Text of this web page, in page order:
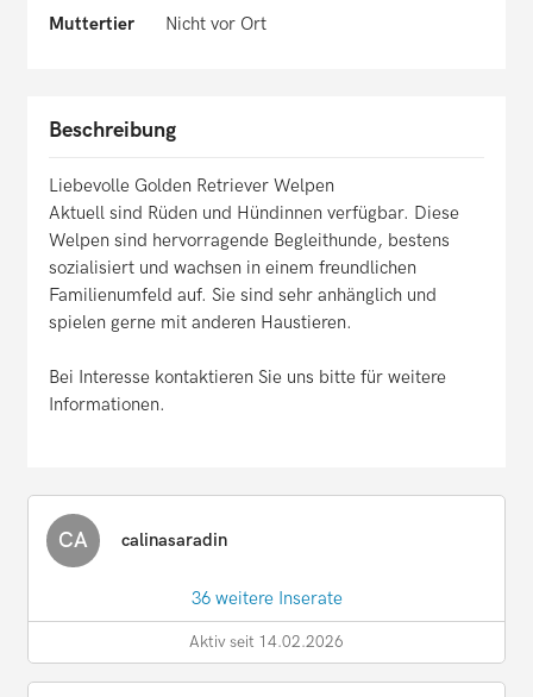
Muttertier
Nicht vor Ort
Beschreibung
Liebevolle Golden Retriever Welpen
Aktuell sind Rüden und Hündinnen verfügbar. Diese
Welpen sind hervorragende Begleithunde, bestens
sozialisiert und wachsen in einem freundlichen
Familienumfeld auf. Sie sind sehr anhänglich und
spielen gerne mit anderen Haustieren.
Bei Interesse kontaktieren Sie uns bitte für weitere
Informationen.
CA calinasaradin
36 weitere Inserate
Aktiv seit 14.02.2026